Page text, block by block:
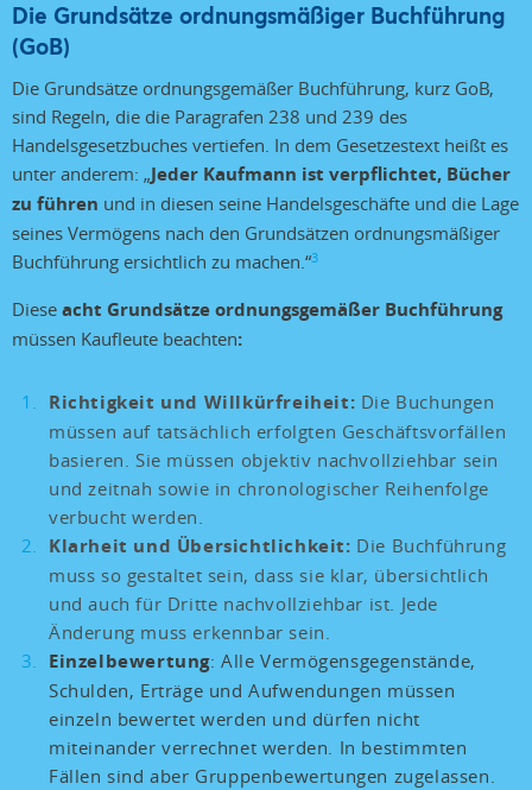
Die Grundsätze ordnungsmäßiger Buchführung
(GoB)
Die Grundsätze ordnungsgemäßer Buchführung, kurz GoB,
sind Regeln, die die Paragrafen 238 und 239 des
Handelsgesetzbuches vertiefen. In dem Gesetzestext heißt es
unter anderem: „Jeder Kaufmann ist verpflichtet, Bücher
zu führen und in diesen seine Handelsgeschäfte und die Lage
seines Vermögens nach den Grundsätzen ordnungsmäßiger
Buchführung ersichtlich zu machen.“3
Diese acht Grundsätze ordnungsgemäßer Buchführung
müssen Kaufleute beachten:
Richtigkeit und Willkürfreiheit: Die Buchungen
müssen auf tatsächlich erfolgten Geschäftsvorfällen
basieren. Sie müssen objektiv nachvollziehbar sein
und zeitnah sowie in chronologischer Reihenfolge
verbucht werden.
Klarheit und Übersichtlichkeit: Die Buchführung
muss so gestaltet sein, dass sie klar, übersichtlich
und auch für Dritte nachvollziehbar ist. Jede
Änderung muss erkennbar sein.
Einzelbewertung: Alle Vermögensgegenstände,
Schulden, Erträge und Aufwendungen müssen
einzeln bewertet werden und dürfen nicht
miteinander verrechnet werden. In bestimmten
Fällen sind aber Gruppenbewertungen zugelassen.